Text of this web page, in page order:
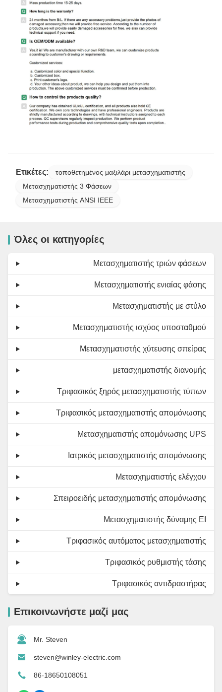
Ετικέτες:
τοποθετημένος μαξιλάρι μετασχηματιστής
Μετασχηματιστής 3 Φάσεων
Μετασχηματιστής ANSI IEEE
Όλες οι κατηγορίες
Μετασχηματιστής τριών φάσεων
Μετασχηματιστής ενιαίας φάσης
Μετασχηματιστής με στύλο
Μετασχηματιστής ισχύος υποσταθμού
Μετασχηματιστής χύτευσης σπείρας
μετασχηματιστής διανομής
Τριφασικός ξηρός μετασχηματιστής τύπων
Τριφασικός μετασχηματιστής απομόνωσης
Μετασχηματιστής απομόνωσης UPS
Ιατρικός μετασχηματιστής απομόνωσης
Μετασχηματιστής ελέγχου
Σπειροειδής μετασχηματιστής απομόνωσης
Μετασχηματιστής δύναμης EI
Τριφασικός αυτόματος μετασχηματιστής
Τριφασικός ρυθμιστής τάσης
Τριφασικός αντιδραστήρας
Επικοινωνήστε μαζί μας
Mr. Steven
steven@winley-electric.com
86-18650108051